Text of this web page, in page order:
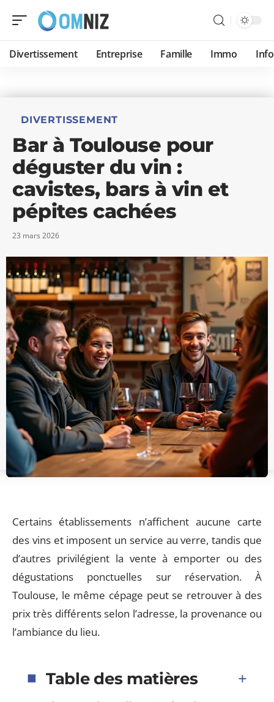
Divertissement Entreprise Famille Immo
DIVERTISSEMENT
Bar à Toulouse pour
déguster du vin :
cavistes, bars à vin et
pépites cachées
23 mars 2026
Certains établissements n’affichent aucune carte
des vins et imposent un service au verre, tandis que
d’autres privilégient la vente à emporter ou des
dégustations ponctuelles sur réservation. À
Toulouse, le même cépage peut se retrouver à des
prix très différents selon l’adresse, la provenance ou
l’ambiance du lieu.
Table des matières